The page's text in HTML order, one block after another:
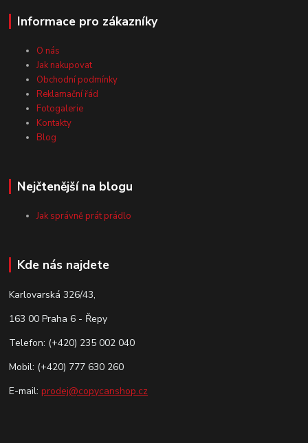
Informace pro zákazníky
O nás
Jak nakupovat
Obchodní podmínky
Reklamační řád
Fotogalerie
Kontakty
Blog
Nejčtenější na blogu
Jak správně prát prádlo
Kde nás najdete
Karlovarská 326/43,
163 00 Praha 6 - Řepy
Telefon: (+420) 235 002 040
Mobil: (+420) 777 630 260
E-mail: prodej@copycanshop.cz